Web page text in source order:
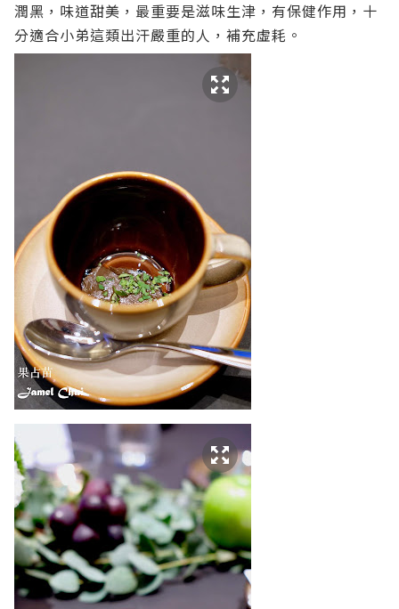
潤黑，味道甜美，最重要是滋味生津，有保健作用，十
分適合小弟這類出汗嚴重的人，補充虛耗。